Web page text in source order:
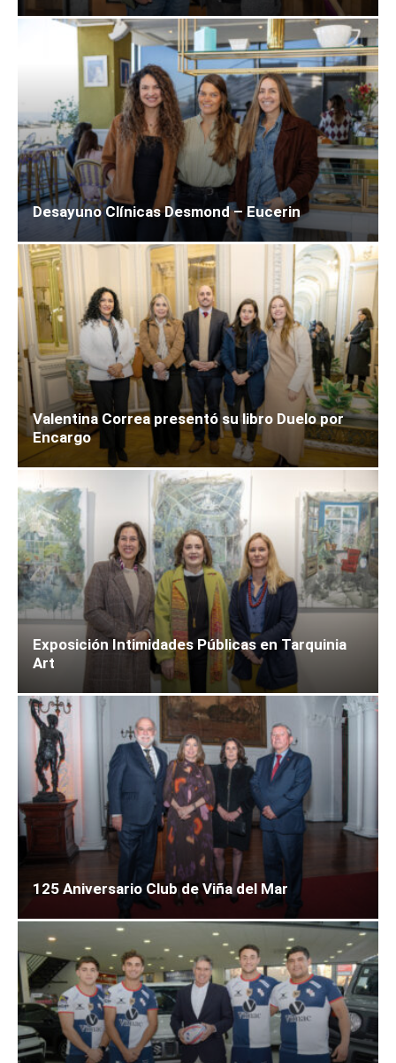
Desayuno Clínicas Desmond – Eucerin
Valentina Correa presentó su libro Duelo por
Encargo
Exposición Intimidades Públicas en Tarquinia
Art
125 Aniversario Club de Viña del Mar